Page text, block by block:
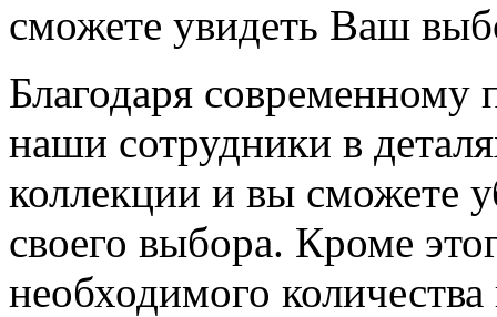
сможете увидеть Ваш
Благодаря
наши сотрудники в
коллекции и вы сможете
своего выбора. Кроме
необходимого